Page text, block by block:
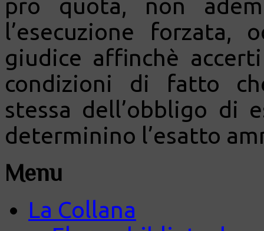
pro quota, non
l’esecuzione forzata,
giudice affinchè
condizioni di fatto
stessa dell’obbligo di
determinino l’esatto
Menu
La Collana